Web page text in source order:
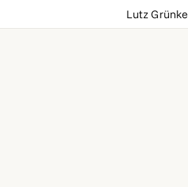
Lutz Grünke